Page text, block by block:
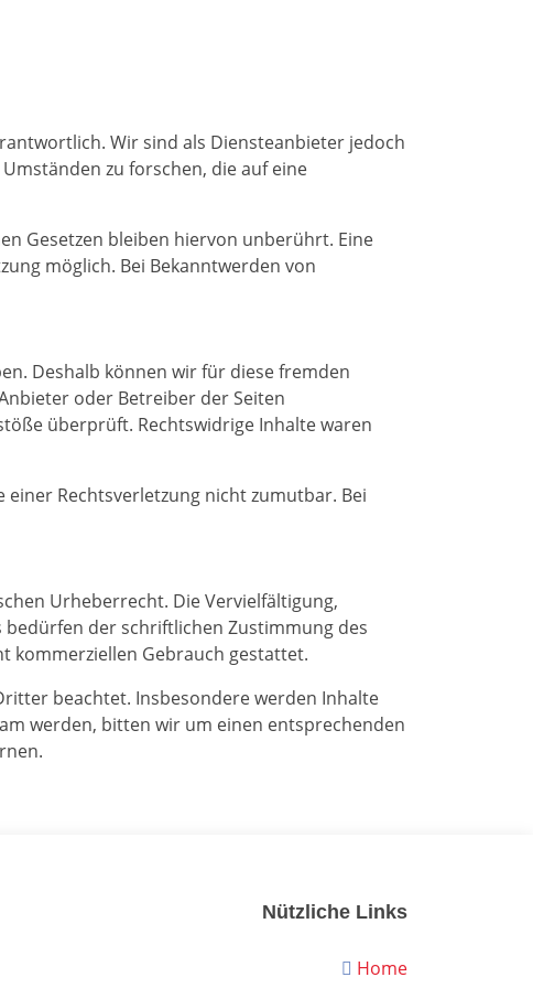
Wir sind als Diensteanbieter jedoch
zu forschen, die auf eine
Gesetzen bleiben hiervon unberührt. Eine
möglich. Bei Bekanntwerden von
Deshalb können wir für diese fremden
oder Betreiber der Seiten
überprüft. Rechtswidrige Inhalte waren
Rechtsverletzung nicht zumutbar. Bei
Urheberrecht. Die Vervielfältigung,
der schriftlichen Zustimmung des
kommerziellen Gebrauch gestattet.
beachtet. Insbesondere werden Inhalte
werden, bitten wir um einen entsprechenden
Nützliche Links
Home